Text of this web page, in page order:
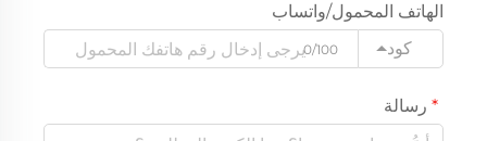
الهاتف المحمول/واتساب
كود
0/100
رسالة